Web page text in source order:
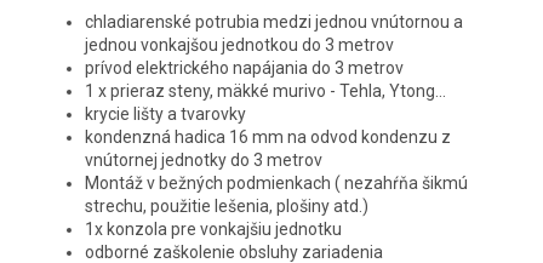
chladiarenské potrubia medzi jednou vnútornou a
jednou vonkajšou jednotkou do 3 metrov
prívod elektrického napájania do 3 metrov
1 x prieraz steny, mäkké murivo - Tehla, Ytong...
krycie lišty a tvarovky
kondenzná hadica 16 mm na odvod kondenzu z
vnútornej jednotky do 3 metrov
Montáž v bežných podmienkach ( nezahŕňa šikmú
strechu, použitie lešenia, plošiny atd.)
1x konzola pre vonkajšiu jednotku
odborné zaškolenie obsluhy zariadenia